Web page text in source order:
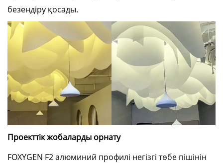
безендіру қосады.
Проекттік жобаларды орнату
FOXYGEN F2 алюминий профилі негізгі төбе пішінін